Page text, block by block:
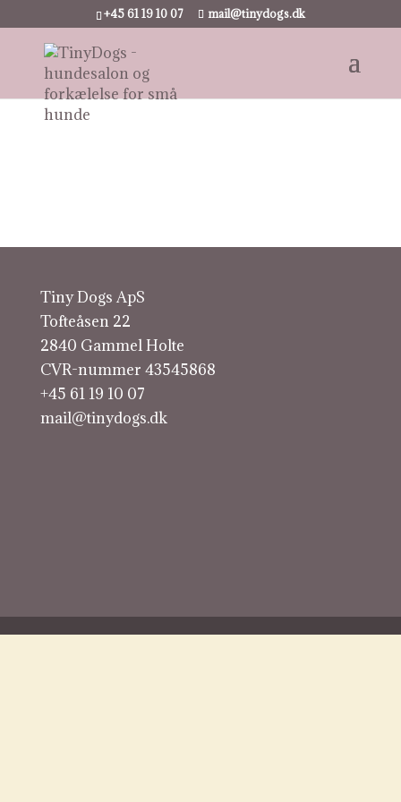
+45 61 19 10 07 mail@tinydogs.dk
Tiny Dogs ApS
Tofteåsen 22
2840 Gammel Holte
CVR-nummer 43545868
+45 61 19 10 07
mail@tinydogs.dk